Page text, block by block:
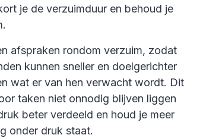
je de verzuimduur en behoud je
afspraken rondom verzuim, zodat
kunnen sneller en doelgerichter
wat er van hen verwacht wordt. Dit
taken niet onnodig blijven liggen
beter verdeeld en houd je meer
onder druk staat.